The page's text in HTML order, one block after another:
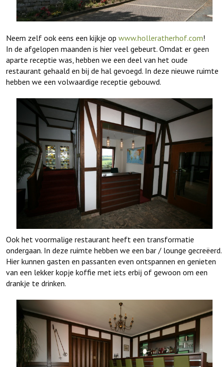
Neem zelf ook eens een kijkje op www.holleratherhof.com!
In de afgelopen maanden is hier veel gebeurt. Omdat er geen
aparte receptie was, hebben we een deel van het oude
restaurant gehaald en bij de hal gevoegd. In deze nieuwe ruimte
hebben we een volwaardige receptie gebouwd.
Ook het voormalige restaurant heeft een transformatie
ondergaan. In deze ruimte hebben we een bar / lounge gecreëerd.
Hier kunnen gasten en passanten even ontspannen en genieten
van een lekker kopje koffie met iets erbij of gewoon om een
drankje te drinken.